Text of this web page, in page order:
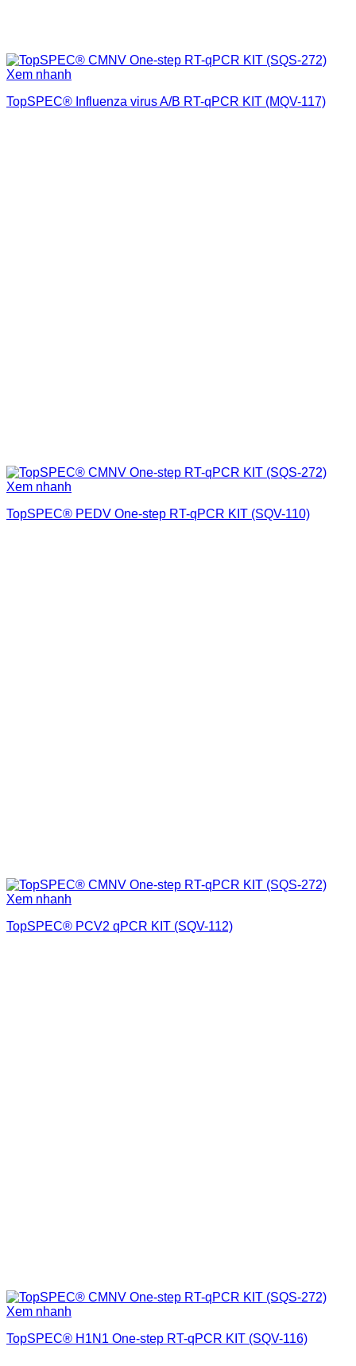
Xem nhanh
TopSPEC® Influenza virus A/B RT-qPCR KIT (MQV-117)
Xem nhanh
TopSPEC® PEDV One-step RT-qPCR KIT (SQV-110)
Xem nhanh
TopSPEC® PCV2 qPCR KIT (SQV-112)
Xem nhanh
TopSPEC® H1N1 One-step RT-qPCR KIT (SQV-116)